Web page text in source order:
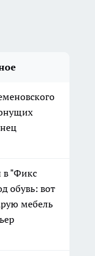
в "Фикс
обувь: вот
мебель